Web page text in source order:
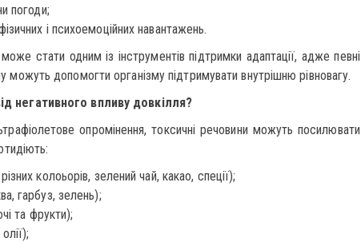
погоди;
і психоемоційних навантажень.
стати одним із інструментів підтримки адаптації, адже певні
можуть допомогти організму підтримувати внутрішню рівновагу.
негативного впливу довкілля?
опромінення, токсичні речовини можуть посилювати
колоьорів, зелений чай, какао, спеції);
гарбуз, зелень);
та фрукти);